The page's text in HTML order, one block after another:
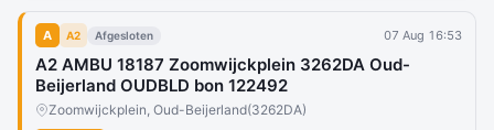
A A2 Afgesloten 07 Aug 16:53
A2 AMBU 18187 Zoomwijckplein 3262DA Oud-
Beijerland OUDBLD bon 122492
Zoomwijckplein, Oud-Beijerland(3262DA)